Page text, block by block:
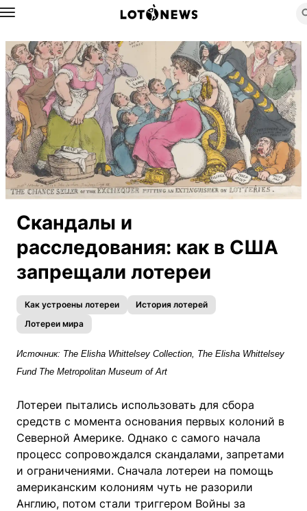
Назад
Скандалы и
расследования: как в США
запрещали лотереи
Как устроены лотереи
История лотерей
Лотереи мира
Источник: The Elisha Whittelsey Collection, The Elisha Whittelsey
Fund The Metropolitan Museum of Art
Лотереи пытались использовать для сбора
средств с момента основания первых колоний в
Северной Америке. Однако с самого начала
процесс сопровождался скандалами, запретами
и ограничениями. Сначала лотереи на помощь
американским колониям чуть не разорили
Англию, потом стали триггером Войны за